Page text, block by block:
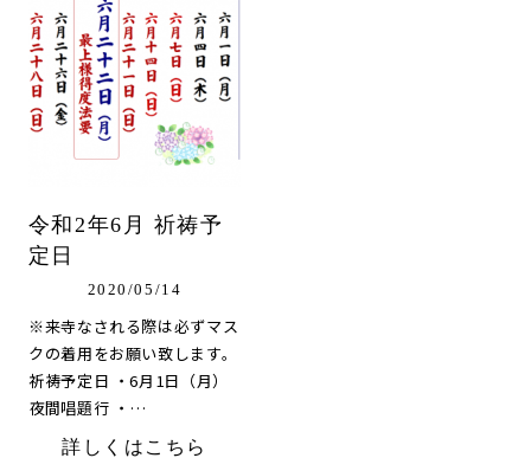
令和2年6月 祈祷予
定日
2020/05/14
※来寺なされる際は必ずマス
クの着用をお願い致します。
祈祷予定日 ・6月1日（月）
夜間唱題行 ・…
詳しくはこちら